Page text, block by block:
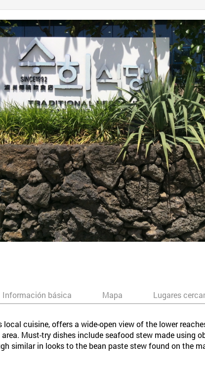
Información básica Mapa Lugares
cuisine, offers a wide-open view of the lower
Must-try dishes include seafood stew made using
similar in looks to the bean paste stew found on the